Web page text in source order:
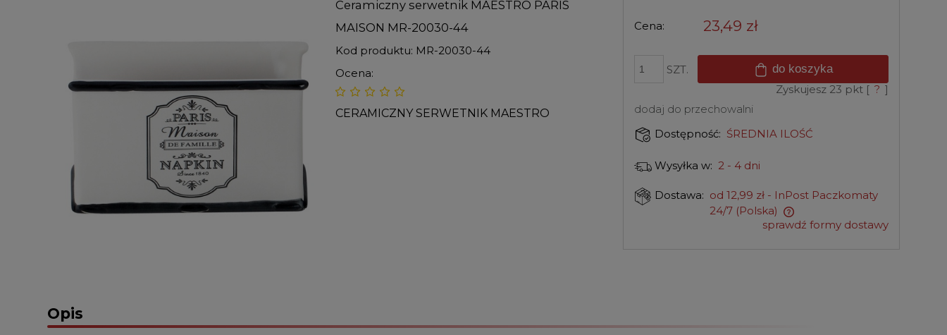
Ceramiczny serwetnik MAESTRO PARIS
MAISON MR-20030-44
Kod produktu: MR-20030-44
Ocena:
CERAMICZNY SERWETNIK MAESTRO
Cena: 23,49 zł
SZT. do koszyka
Zyskujesz 23 pkt [ ? ]
dodaj do przechowalni
Dostępność: ŚREDNIA ILOŚĆ
Wysyłka w: 2 - 4 dni
Dostawa: od 12,99 zł - InPost Paczkomaty
24/7 (Polska)
sprawdź formy dostawy
Opis